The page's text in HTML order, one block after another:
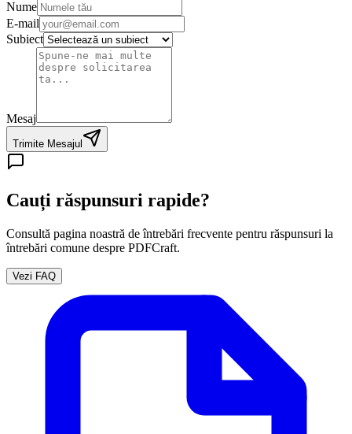
Nume
E-mail
Subiect
Mesaj
Trimite Mesajul
Cauți răspunsuri rapide?
Consultă pagina noastră de întrebări frecvente pentru răspunsuri la
întrebări comune despre PDFCraft.
Vezi FAQ